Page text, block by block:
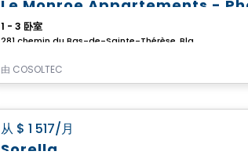
Le Monroe Appartements -
1 - 3 卧室
由 COSOLTEC
**Promotion
从 $ 1 517/月
Sorella